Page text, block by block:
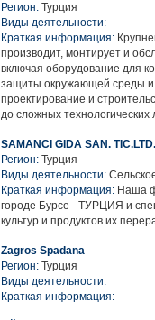
Регион: Турция
Виды деятельности:
Краткая информация:
производит, монтирует и
включая оборудование для
защиты окружающей среды и
проектирование и
до сложных технологических
SAMANCI GIDA SAN.
Регион: Турция
Виды деятельности:
Краткая информация: Наша
городе Бурсе - ТУРЦИЯ и
культур и продуктов их
Zagros Spadana
Регион: Турция
Виды деятельности:
Краткая информация: